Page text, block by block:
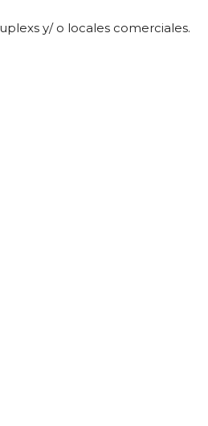
y/ o locales comerciales.